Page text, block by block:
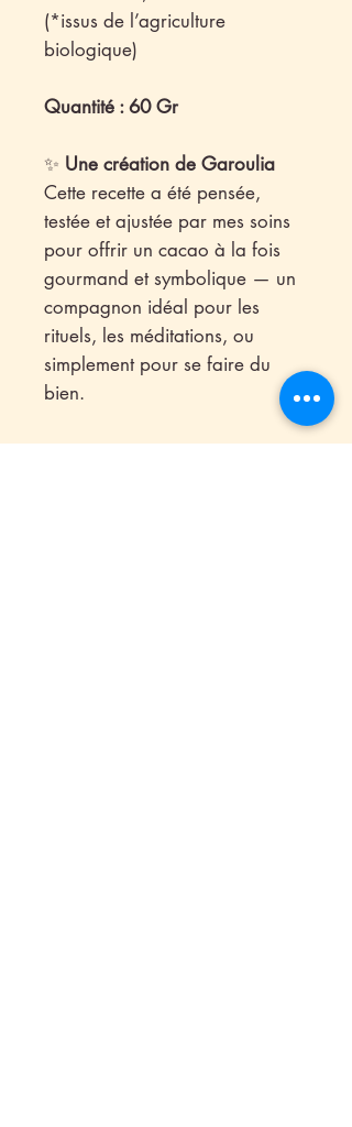
(*issus de l’agriculture
biologique)
Quantité : 60 Gr
✨ Une création de Garoulia
Cette recette a été pensée,
testée et ajustée par mes soins
pour offrir un cacao à la fois
gourmand et symbolique — un
compagnon idéal pour les
rituels, les méditations, ou
simplement pour se faire du
bien.